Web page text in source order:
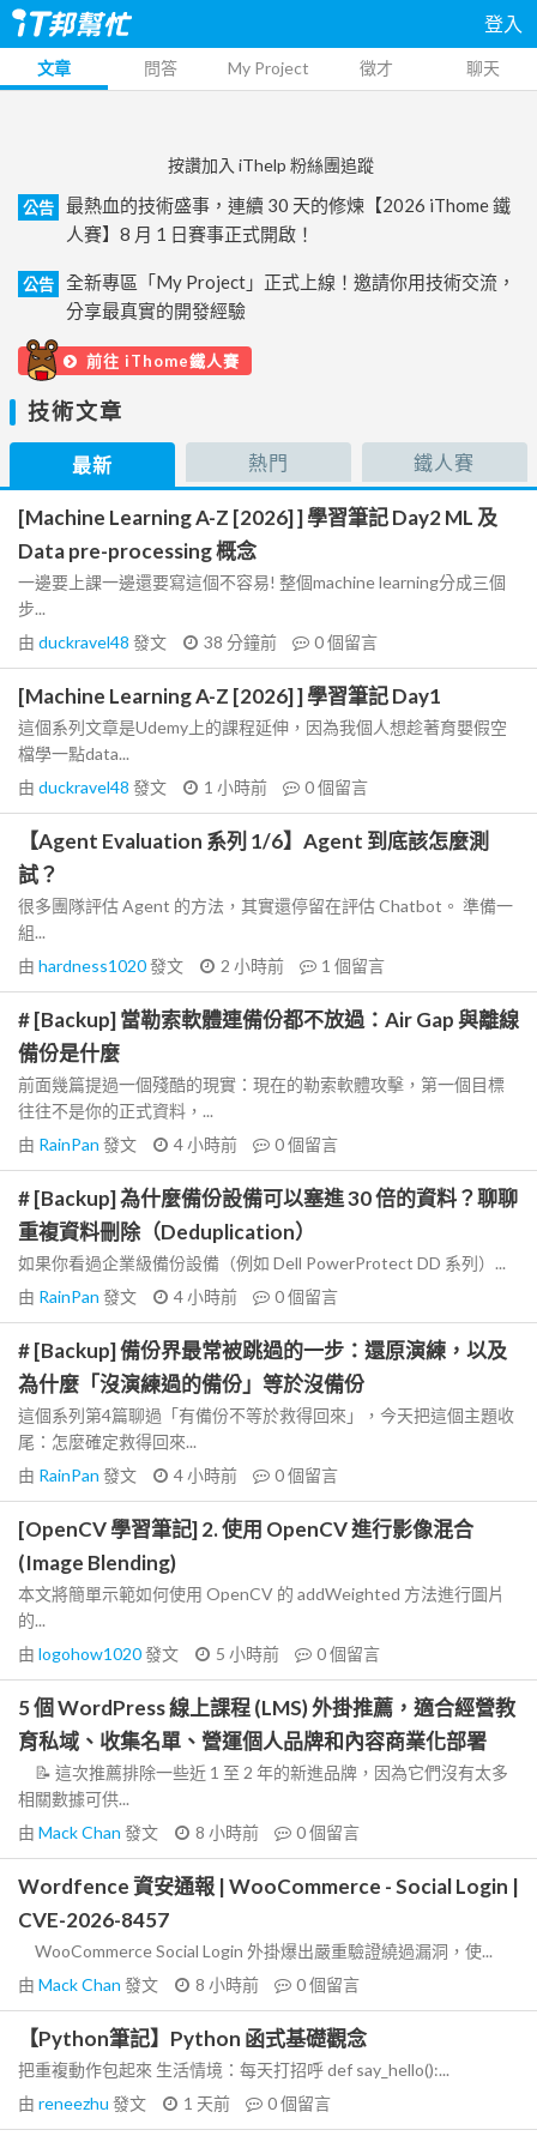
登入
文章 問答 My Project 徵才 聊天
按讚加入 iThelp 粉絲團追蹤
公告
最熱血的技術盛事，連續 30 天的修煉【2026 iThome 鐵
人賽】8 月 1 日賽事正式開啟！
公告
全新專區「My Project」正式上線！邀請你用技術交流，
分享最真實的開發經驗
前往 iThome鐵人賽
技術文章
最新 熱門 鐵人賽
[Machine Learning A-Z [2026] ] 學習筆記 Day2 ML 及
Data pre-processing 概念
一邊要上課一邊還要寫這個不容易! 整個machine learning分成三個
步...
由 duckravel48 發文 38 分鐘前 0個留言
[Machine Learning A-Z [2026] ] 學習筆記 Day1
這個系列文章是Udemy上的課程延伸，因為我個人想趁著育嬰假空
檔學一點data...
由 duckravel48 發文 1 小時前 0個留言
【Agent Evaluation 系列 1/6】Agent 到底該怎麼測
試？
很多團隊評估 Agent 的方法，其實還停留在評估 Chatbot。 準備一
組...
由 hardness1020發文 2 小時前 1 個留言
# [Backup] 當勒索軟體連備份都不放過：Air Gap 與離線
備份是什麼
前面幾篇提過一個殘酷的現實：現在的勒索軟體攻擊，第一個目標
往往不是你的正式資料，...
由 RainPan 發文 4 小時前 0個留言
# [Backup] 為什麼備份設備可以塞進 30 倍的資料？聊聊
重複資料刪除（Deduplication）
如果你看過企業級備份設備（例如 Dell PowerProtect DD 系列）...
由 RainPan 發文 4 小時前 0個留言
# [Backup] 備份界最常被跳過的一步：還原演練，以及
為什麼「沒演練過的備份」等於沒備份
這個系列第4篇聊過「有備份不等於救得回來」，今天把這個主題收
尾：怎麼確定救得回來...
由 RainPan 發文 4 小時前 0個留言
[OpenCV 學習筆記] 2. 使用 OpenCV 進行影像混合
(Image Blending)
本文將簡單示範如何使用 OpenCV 的 addWeighted 方法進行圖片
的...
由 logohow1020發文 5 小時前 0個留言
5 個 WordPress 線上課程 (LMS) 外掛推薦，適合經營教
育私域、收集名單、營運個人品牌和內容商業化部署
📝 這次推薦排除一些近 1 至 2 年的新進品牌，因為它們沒有太多
相關數據可供...
由 Mack Chan 發文 8 小時前 0個留言
Wordfence 資安通報 | WooCommerce - Social Login |
CVE-2026-8457
WooCommerce Social Login 外掛爆出嚴重驗證繞過漏洞，使...
由 Mack Chan 發文 8 小時前 0個留言
【Python筆記】Python 函式基礎觀念
把重複動作包起來 生活情境：每天打招呼 def say_hello():...
由 reneezhu 發文 1 天前 0個留言